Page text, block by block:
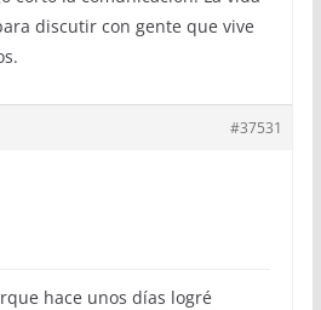
discutir con gente que vive
#37531
hace unos días logré